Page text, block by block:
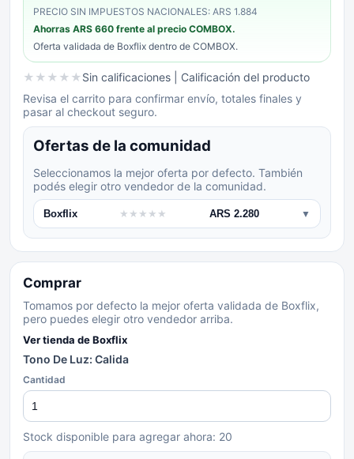
PRECIO SIN IMPUESTOS NACIONALES: ARS 1.884
Ahorras ARS 660 frente al precio COMBOX.
Oferta validada de Boxflix dentro de COMBOX.
★ ★ ★ ★ ★Sin calificaciones | Calificación del producto
Revisa el carrito para confirmar envío, totales finales y
pasar al checkout seguro.
Ofertas de la comunidad
Seleccionamos la mejor oferta por defecto. También
podés elegir otro vendedor de la comunidad.
Boxflix ★ ★ ★ ★ ★ ARS 2.280 ▼
Comprar
Tomamos por defecto la mejor oferta validada de Boxflix,
pero puedes elegir otro vendedor arriba.
Ver tienda deBoxflix
Tono De Luz: Calida
Cantidad
Stock disponible para agregar ahora: 20